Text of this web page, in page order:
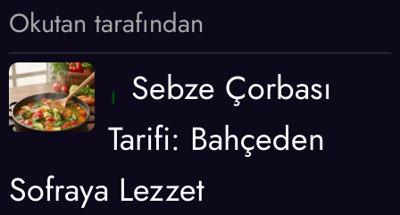
Okutan tarafından
Sebze Çorbası
Tarifi: Bahçeden
Sofraya Lezzet